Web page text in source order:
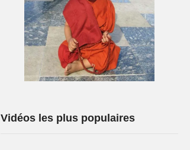
Vidéos les plus populaires